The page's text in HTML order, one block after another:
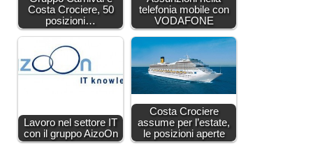
Costa Crociere, 50
posizioni…
telefonia mobile con
VODAFONE
Lavoro nel settore IT
con il gruppo AizoOn
Costa Crociere
assume per l’estate,
le posizioni aperte